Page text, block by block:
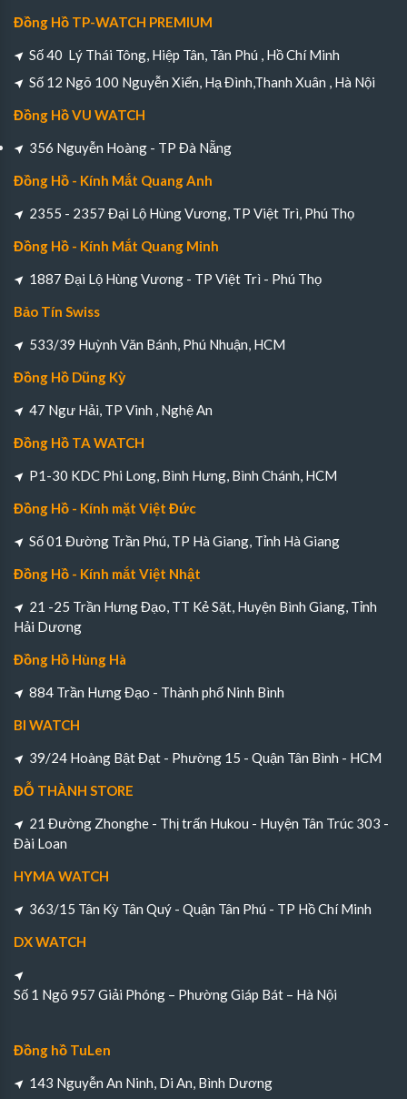
Đồng Hồ TP-WATCH PREMIUM
Số 40 Lý Thái Tông, Hiệp Tân, Tân Phú , Hồ Chí Minh
Số 12 Ngõ 100 Nguyễn Xiển, Hạ Đình,Thanh Xuân , Hà Nội
Đồng Hồ VU WATCH
356 Nguyễn Hoàng - TP Đà Nẵng
Đồng Hồ - Kính Mắt Quang Anh
2355 - 2357 Đại Lộ Hùng Vương, TP Việt Trì, Phú Thọ
Đồng Hồ - Kính Mắt Quang Minh
1887 Đại Lộ Hùng Vương - TP Việt Trì - Phú Thọ
Bảo Tín Swiss
533/39 Huỳnh Văn Bánh, Phú Nhuận, HCM
Đồng Hồ Dũng Kỳ
47 Ngư Hải, TP Vinh , Nghệ An
Đồng Hồ TA WATCH
P1-30 KDC Phi Long, Bình Hưng, Bình Chánh, HCM
Đồng Hồ - Kính mặt Việt Đức
Số 01 Đường Trần Phú, TP Hà Giang, Tỉnh Hà Giang
Đồng Hồ - Kính mắt Việt Nhật
21 -25 Trần Hưng Đạo, TT Kẻ Sặt, Huyện Bình Giang, Tỉnh
Hải Dương
Đồng Hồ Hùng Hà
884 Trần Hưng Đạo - Thành phố Ninh Bình
BI WATCH
39/24 Hoàng Bật Đạt - Phường 15 - Quận Tân Bình - HCM
ĐỖ THÀNH STORE
21 Đường Zhonghe - Thị trấn Hukou - Huyện Tân Trúc 303 -
Đài Loan
HYMA WATCH
363/15 Tân Kỳ Tân Quý - Quận Tân Phú - TP Hồ Chí Minh
DX WATCH
Số 1 Ngõ 957 Giải Phóng – Phường Giáp Bát – Hà Nội
Đồng hồ TuLen
143 Nguyễn An Ninh, Di An, Bình Dương